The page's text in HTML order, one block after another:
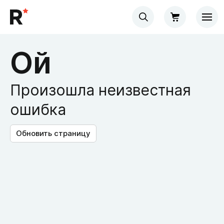
Ой
Произошла неизвестная
ошибка
Обновить страницу